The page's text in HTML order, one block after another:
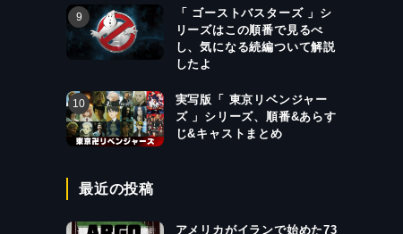
「 ゴーストバスターズ 」シ
リーズはこの順番で見るべ
し、気になる続編ついて解説
したよ
実写版「 東京リベンジャー
ズ 」シリーズ、順番&あらす
じ&キャストまとめ
最近の投稿
アメリカがイランで始めた73